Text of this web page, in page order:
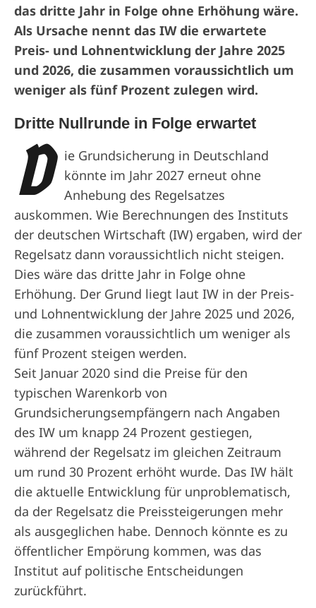
das dritte Jahr in Folge ohne Erhöhung wäre.
Als Ursache nennt das IW die erwartete
Preis- und Lohnentwicklung der Jahre 2025
und 2026, die zusammen voraussichtlich um
weniger als fünf Prozent zulegen wird.
Dritte Nullrunde in Folge erwartet
D
ie Grundsicherung in Deutschland
könnte im Jahr 2027 erneut ohne
Anhebung des Regelsatzes
auskommen. Wie Berechnungen des Instituts
der deutschen Wirtschaft (IW) ergaben, wird der
Regelsatz dann voraussichtlich nicht steigen.
Dies wäre das dritte Jahr in Folge ohne
Erhöhung. Der Grund liegt laut IW in der Preis-
und Lohnentwicklung der Jahre 2025 und 2026,
die zusammen voraussichtlich um weniger als
fünf Prozent steigen werden.
Seit Januar 2020 sind die Preise für den
typischen Warenkorb von
Grundsicherungsempfängern nach Angaben
des IW um knapp 24 Prozent gestiegen,
während der Regelsatz im gleichen Zeitraum
um rund 30 Prozent erhöht wurde. Das IW hält
die aktuelle Entwicklung für unproblematisch,
da der Regelsatz die Preissteigerungen mehr
als ausgeglichen habe. Dennoch könnte es zu
öffentlicher Empörung kommen, was das
Institut auf politische Entscheidungen
zurückführt.